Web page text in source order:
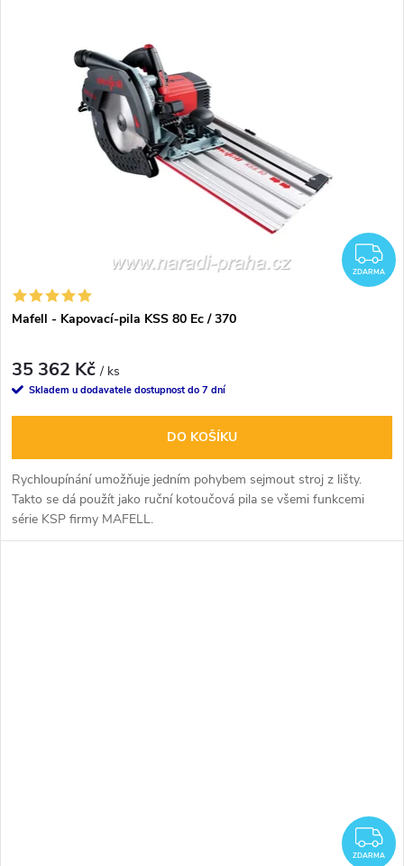
ZDARMA
Mafell - Kapovací-pila KSS 80 Ec / 370
35 362 Kč/ ks
Skladem u dodavatele dostupnost do 7 dní
DO KOŠÍKU
Rychloupínání umožňuje jedním pohybem sejmout stroj z lišty.
Takto se dá použít jako ruční kotoučová pila se všemi funkcemi
série KSP firmy MAFELL.
ZDARMA